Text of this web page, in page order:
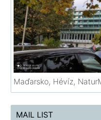
Maďarsko, Hévíz,
MAIL LIST